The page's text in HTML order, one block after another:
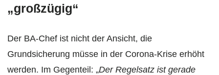
„großzügig“
Der BA-Chef ist nicht der Ansicht, die
Grundsicherung müsse in der Corona-Krise erhöht
werden. Im Gegenteil: „Der Regelsatz ist gerade